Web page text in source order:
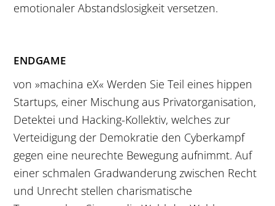
emotionaler Abstandslosigkeit versetzen.
ENDGAME
von »machina eX« Werden Sie Teil eines hippen
Startups, einer Mischung aus Privatorganisation,
Detektei und Hacking-Kollektiv, welches zur
Verteidigung der Demokratie den Cyberkampf
gegen eine neurechte Bewegung aufnimmt. Auf
einer schmalen Gradwanderung zwischen Recht
und Unrecht stellen charismatische